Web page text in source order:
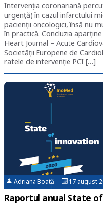
Intervenția coronariană
urgență) în cazul infarctului
pacienții oncologici, însă nu
în practică. Concluzia
Heart Journal – Acute
Societății Europene de
ratele de intervenție PCI […]
Adriana Boată 17 august
Raportul anual State